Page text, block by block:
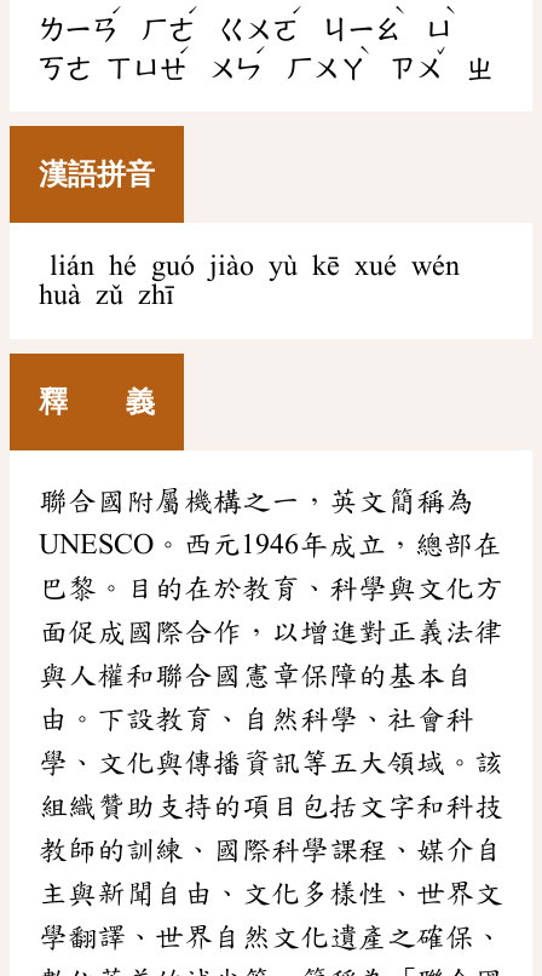
ㄌㄧㄢ
ˊ
ㄏㄜ
ˊ
ㄍㄨㄛ
ˊ
ㄐㄧㄠ
ˋ
ㄩ
ˋ
ㄎㄜ ㄒㄩㄝ
ˊ
ㄨㄣ
ˊ
ㄏㄨㄚ
ˋ
ㄗㄨ
ˇ
ㄓ
漢語拼音
lián hé guó jiào yù kē xué wén
huà zǔ zhī
釋 義
聯合國附屬機構之一，英文簡稱為
UNESCO。西元1946年成立，總部在
巴黎。目的在於教育、科學與文化方
面促成國際合作，以增進對正義法律
與人權和聯合國憲章保障的基本自
由。下設教育、自然科學、社會科
學、文化與傳播資訊等五大領域。該
組織贊助支持的項目包括文字和科技
教師的訓練、國際科學課程、媒介自
主與新聞自由、文化多樣性、世界文
學翻譯、世界自然文化遺產之確保、